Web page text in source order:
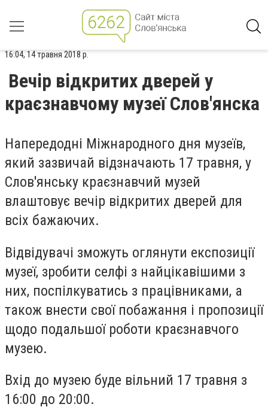
16:04, 14 травня 2018 р.
Вечір відкритих дверей у
краєзнавчому музеї Слов'янска
Напередодні Міжнародного дня музеїв,
який зазвичай відзначають 17 травня, у
Слов'янську краєзнавчий музей
влаштовує вечір відкритих дверей для
всіх бажаючих.
Відвідувачі зможуть оглянути експозиції
музеї, зробити селфі з найцікавішими з
них, поспілкуватись з працівниками, а
також внести свої побажання і пропозиції
щодо подальшої роботи краєзнавчого
музею.
Вхід до музею буде вільний 17 травня з
16:00 до 20:00.